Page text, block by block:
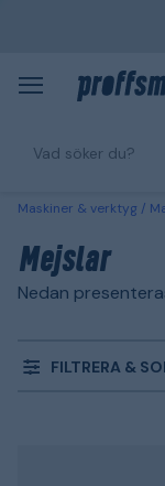
Maskiner & verktyg
Mejslar
Nedan
FILTRERA &